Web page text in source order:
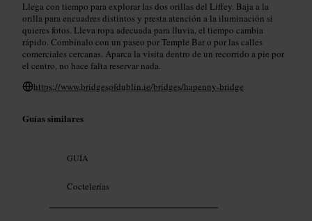
Llega con tiempo para explorar las dos orillas del Liffey. Baja a la
orilla para encuadres distintos y presta atención a la iluminación si
quieres fotos. Lleva ropa adecuada para lluvia, el tiempo cambia
rápido. Combínalo con un paseo por Temple Bar o por las calles
comerciales cercanas. Aparca la visita dentro de un recorrido a pie por
el centro, no hace falta reservar nada.
https://www.bridgesofdublin.ie/bridges/hapenny-bridge
Guías similares
GUÍA
Coctelerías